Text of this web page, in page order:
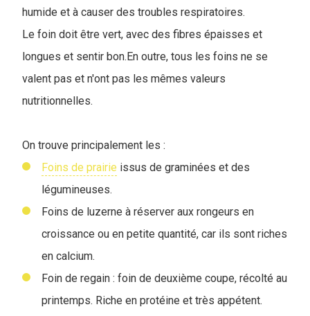
humide et à causer des troubles respiratoires.
Le foin doit être vert, avec des fibres épaisses et
longues et sentir bon.En outre, tous les foins ne se
valent pas et n'ont pas les mêmes valeurs
nutritionnelles.
On trouve principalement les :
Foins de prairie issus de graminées et des
légumineuses.
Foins de luzerne à réserver aux rongeurs en
croissance ou en petite quantité, car ils sont riches
en calcium.
Foin de regain : foin de deuxième coupe, récolté au
printemps. Riche en protéine et très appétent.